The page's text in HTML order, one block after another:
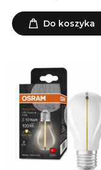
Do koszyka